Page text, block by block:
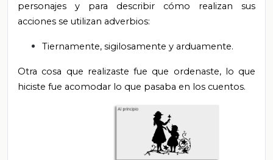
personajes y para describir cómo realizan sus
acciones se utilizan adverbios:
Tiernamente, sigilosamente y arduamente.
Otra cosa que realizaste fue que ordenaste, lo que
hiciste fue acomodar lo que pasaba en los cuentos.